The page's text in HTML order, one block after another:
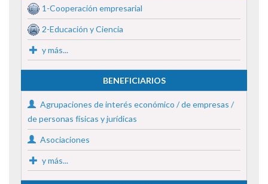
1-Cooperación empresarial
2-Educación y Ciencia
y más...
BENEFICIARIOS
Agrupaciones de interés económico / de empresas /
de personas físicas y jurídicas
Asociaciones
y más...